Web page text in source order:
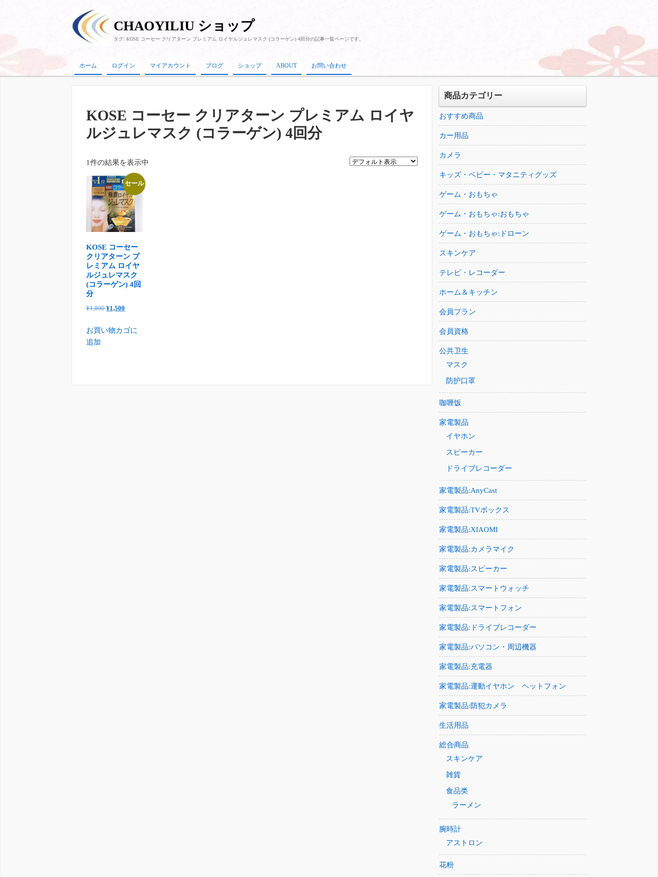
CHAOYILIU ショップ
タグ: KOSE コーセー クリアターン プレミアム ロイヤルジュレマスク (コラーゲン) 4回分の記事一覧ページです。
ホーム ログイン マイアカウント ブログ ショップ ABOUT お問い合わせ
KOSE コーセー クリアターン プレミアム ロイヤ
ルジュレマスク (コラーゲン) 4回分
1件の結果を表示中
セール
KOSE コーセー
クリアターン プ
レミアム ロイヤ
ルジュレマスク
(コラーゲン) 4回
分
¥1,800元
価
¥1,500
の
お買い物カゴに
追加
商品カテゴリー
おすすめ商品
カー用品
カメラ
キッズ・ベビー・マタニティグッズ
ゲーム・おもちゃ
ゲーム・おもちゃ:おもちゃ
ゲーム・おもちゃ:ドローン
スキンケア
テレビ・レコーダー
ホーム＆キッチン
会員プラン
会員資格
公共卫生
マスク
防护口罩
咖喱饭
家電製品
イヤホン
スピーカー
ドライブレコーダー
家電製品:AnyCast
家電製品:TVボックス
家電製品:XIAOMI
家電製品:カメラマイク
家電製品:スピーカー
家電製品:スマートウォッチ
家電製品:スマートフォン
家電製品:ドライブレコーダー
家電製品:パソコン・周辺機器
家電製品:充電器
家電製品:運動イヤホン ヘットフォン
家電製品:防犯カメラ
生活用品
総合商品
スキンケア
雑貨
食品类
ラーメン
腕時計
アストロン
花粉